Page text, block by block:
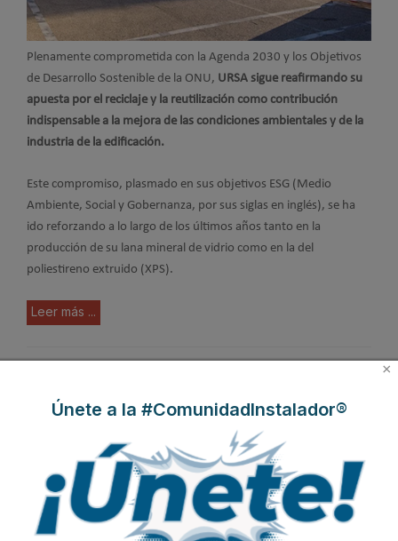
Plenamente comprometida con la Agenda 2030 y los Objetivos
de Desarrollo Sostenible de la ONU, URSA sigue reafirmando su
apuesta por el reciclaje y la reutilización como contribución
indispensable a la mejora de las condiciones ambientales y de la
industria de la edificación.
Este compromiso, plasmado en sus objetivos ESG (Medio
Ambiente, Social y Gobernanza, por sus siglas en inglés), se ha
ido reforzando a lo largo de los últimos años tanto en la
producción de su lana mineral de vidrio como en la del
poliestireno extruido (XPS).
Leer más ...
para sus sistemas de conductos
de climatización y ventilación
URSA AIR
Publicado en Ventilación y CAI 10 May 2022
×
Únete a la #ComunidadInstalador®